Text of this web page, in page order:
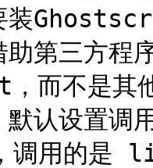
装
助第三方
而不是其
默认设置
调用的是